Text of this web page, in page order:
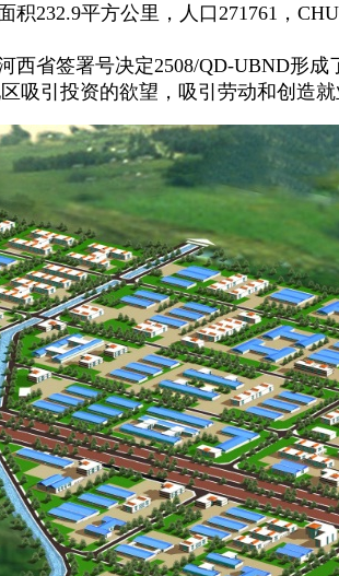
积232.9平方公里，人口271761，
省签署号决定2508/QD-UBND形成
吸引投资的欲望，吸引劳动和创造